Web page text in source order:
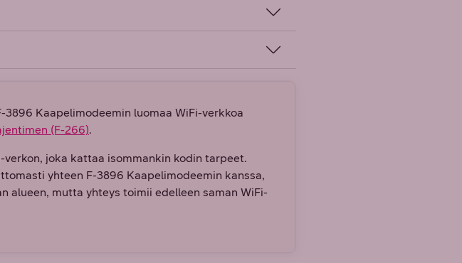
3896 Kaapelimodeemin luomaa WiFi-verkkoa
(F-266).
joka kattaa isommankin kodin tarpeet.
yhteen F-3896 Kaapelimodeemin kanssa,
alueen, mutta yhteys toimii edelleen saman WiFi-